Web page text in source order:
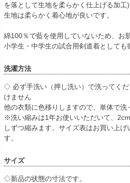
を落として生地を柔らかく仕上げる加工
生地は柔らかく着心地が良いです。
綿100％で藍を使用していないため、お
小学生・中学生の試合用剣道着としても
洗濯方法
◇ 必ず手洗い（押し洗い）で洗ってく
けません
他の衣類に色移りしますので、単体で洗
※洗い縮みは1年お使いいただいて、
しずつ縮みます。サイズ表はお買い上
す。
サイズ
◇新品の状態の寸法です。